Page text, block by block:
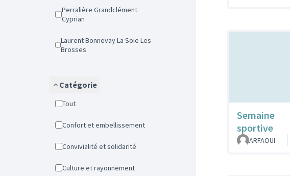
Perralière Grandclément
Cyprian
Laurent Bonnevay La Soie Les
Brosses
Catégorie
Tout
Confort et embellissement
Convivialité et solidarité
Culture et rayonnement
Semaine
sportive
ARFAOUI